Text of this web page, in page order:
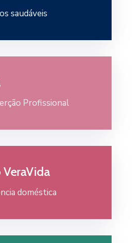
saudáveis
Profissional
VeraVida
doméstica